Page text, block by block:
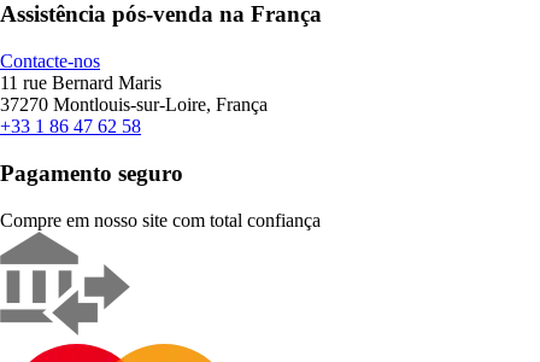
Assistência pós-venda na França
Contacte-nos
11 rue Bernard Maris
37270 Montlouis-sur-Loire, França
+33 1 86 47 62 58
Pagamento seguro
Compre em nosso site com total confiança